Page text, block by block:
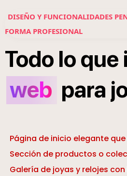
DISEÑO Y FUNCIONALIDADES
FORMA PROFESIONAL
Todo lo que
web para
Página de inicio elegante
Sección de productos o
Galería de joyas y relojes